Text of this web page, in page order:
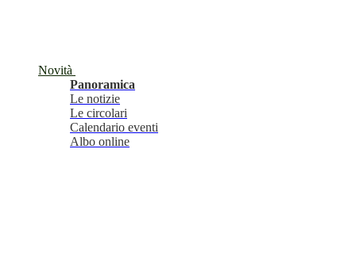
Novità
Panoramica
Le notizie
Le circolari
Calendario eventi
Albo online